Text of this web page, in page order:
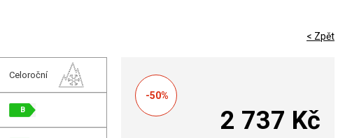
< Zpět
Celoroční
B
-50%
2 737 Kč